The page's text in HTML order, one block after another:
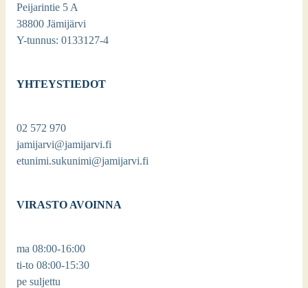
Peijarintie 5 A
38800 Jämijärvi
Y-tunnus: 0133127-4
YHTEYSTIEDOT
02 572 970
jamijarvi@jamijarvi.fi
etunimi.sukunimi@jamijarvi.fi
VIRASTO AVOINNA
ma 08:00-16:00
ti-to 08:00-15:30
pe suljettu